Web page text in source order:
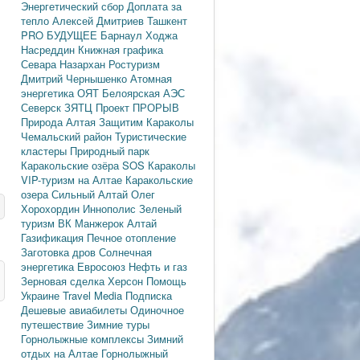
Энергетический сбор Доплата за
тепло Алексей Дмитриев Ташкент
PRO БУДУЩЕЕ Барнаул Ходжа
Насреддин Книжная графика
Севара Назархан Ростуризм
Дмитрий Чернышенко Атомная
энергетикаОЯТ Белоярская АЭС
Северск ЗЯТЦ Проект ПРОРЫВ
Природа Алтая Защитим Караколы
Чемальский район Туристические
кластеры Природный парк
Каракольские озёраSOS Караколы
VIP-туризм на Алтае Каракольские
озераСильный Алтай Олег
Хорохордин Иннополис Зеленый
туризм ВК Манжерок Алтай
Газификация Печное отопление
Заготовка дров Солнечная
энергетика Евросоюз Нефть и газ
Зерновая сделкаХерсон Помощь
Украине Travel Media Подписка
Дешевые авиабилеты Одиночное
путешествие Зимние туры
Горнолыжные комплексы Зимний
отдых на Алтае Горнолыжный